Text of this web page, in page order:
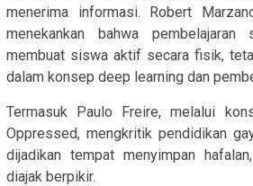
menerima informasi. Robert
menekankan bahwa
membuat siswa aktif secara fisik,
dalam konsep deep learning dan
Termasuk Paulo Freire, melalui
Oppressed, mengkritik pendidikan
dijadikan tempat menyimpan
diajak berpikir.